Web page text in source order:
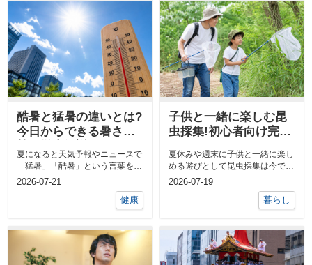
酷暑と猛暑の違いとは?
今日からできる暑さ対
夏になると天気予報やニュースで
「猛暑」「酷暑」という言葉を耳
にする機会が増えます。どちらも
2026-07-21
健康
子供と一緒に楽しむ昆
虫採集!初心者向け完全
夏休みや週末に子供と一緒に楽し
める遊びとして昆虫採集は今でも
根強い人気があります。自然の中
2026-07-19
暮らし